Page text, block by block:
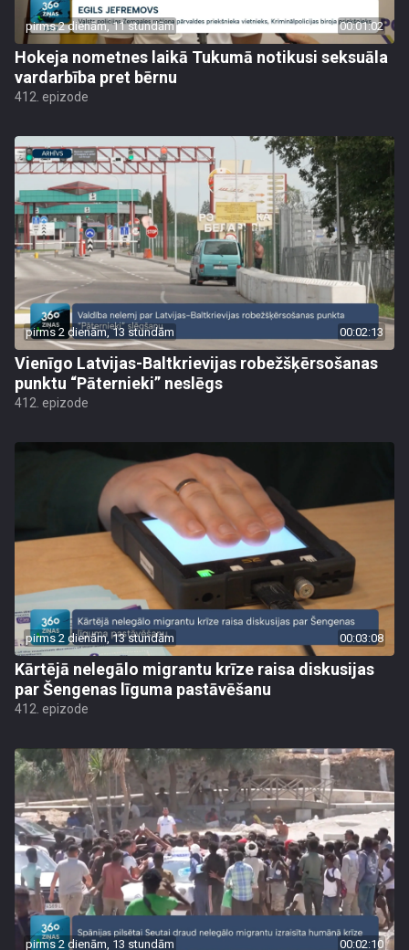
pirms 2 dienām, 11 stundām 00:01:02
Hokeja nometnes laikā Tukumā notikusi seksuāla
vardarbība pret bērnu
412. epizode
pirms 2 dienām, 13 stundām 00:02:13
Vienīgo Latvijas-Baltkrievijas robežšķērsošanas
punktu “Pāternieki” neslēgs
412. epizode
pirms 2 dienām, 13 stundām 00:03:08
Kārtējā nelegālo migrantu krīze raisa diskusijas
par Šengenas līguma pastāvēšanu
412. epizode
pirms 2 dienām, 13 stundām 00:02:10